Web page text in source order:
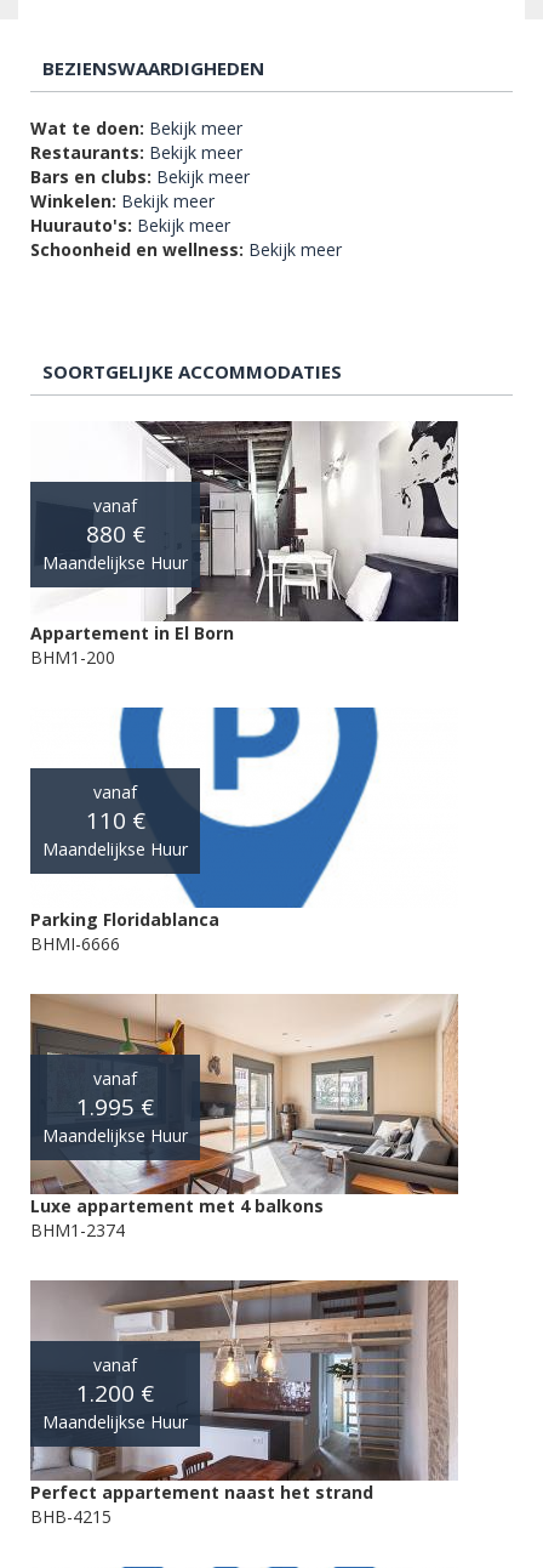
BEZIENSWAARDIGHEDEN
Wat te doen: Bekijk meer
Restaurants: Bekijk meer
Bars en clubs: Bekijk meer
Winkelen: Bekijk meer
Huurauto's: Bekijk meer
Schoonheid en wellness: Bekijk meer
SOORTGELIJKE ACCOMMODATIES
vanaf
880 €
Maandelijkse Huur
Appartement in El Born
BHM1-200
vanaf
110 €
Maandelijkse Huur
Parking Floridablanca
BHMI-6666
vanaf
1.995 €
Maandelijkse Huur
Luxe appartement met 4 balkons
BHM1-2374
vanaf
1.200 €
Maandelijkse Huur
Perfect appartement naast het strand
BHB-4215